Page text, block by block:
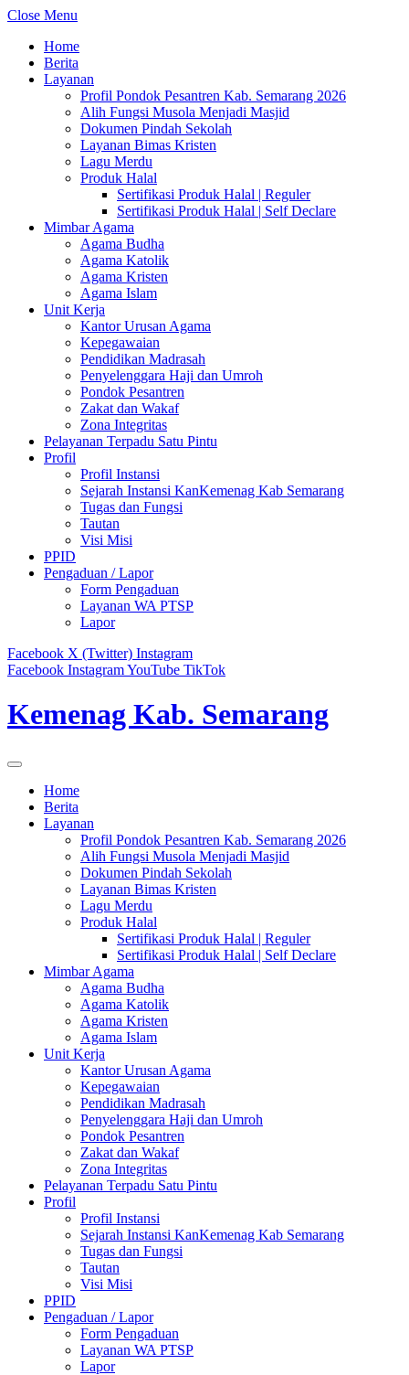
Close Menu
Home
Berita
Layanan
Profil Pondok Pesantren Kab. Semarang 2026
Alih Fungsi Musola Menjadi Masjid
Dokumen Pindah Sekolah
Layanan Bimas Kristen
Lagu Merdu
Produk Halal
Sertifikasi Produk Halal | Reguler
Sertifikasi Produk Halal | Self Declare
Mimbar Agama
Agama Budha
Agama Katolik
Agama Kristen
Agama Islam
Unit Kerja
Kantor Urusan Agama
Kepegawaian
Pendidikan Madrasah
Penyelenggara Haji dan Umroh
Pondok Pesantren
Zakat dan Wakaf
Zona Integritas
Pelayanan Terpadu Satu Pintu
Profil
Profil Instansi
Sejarah Instansi KanKemenag Kab Semarang
Tugas dan Fungsi
Tautan
Visi Misi
PPID
Pengaduan / Lapor
Form Pengaduan
Layanan WA PTSP
Lapor
Facebook X (Twitter) Instagram
Facebook InstagramYouTube TikTok
Kemenag Kab. Semarang
Home
Berita
Layanan
Profil Pondok Pesantren Kab. Semarang 2026
Alih Fungsi Musola Menjadi Masjid
Dokumen Pindah Sekolah
Layanan Bimas Kristen
Lagu Merdu
Produk Halal
Sertifikasi Produk Halal | Reguler
Sertifikasi Produk Halal | Self Declare
Mimbar Agama
Agama Budha
Agama Katolik
Agama Kristen
Agama Islam
Unit Kerja
Kantor Urusan Agama
Kepegawaian
Pendidikan Madrasah
Penyelenggara Haji dan Umroh
Pondok Pesantren
Zakat dan Wakaf
Zona Integritas
Pelayanan Terpadu Satu Pintu
Profil
Profil Instansi
Sejarah Instansi KanKemenag Kab Semarang
Tugas dan Fungsi
Tautan
Visi Misi
PPID
Pengaduan / Lapor
Form Pengaduan
Layanan WA PTSP
Lapor